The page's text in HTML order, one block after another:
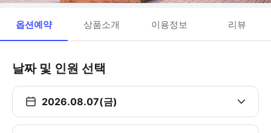
옵션예약 상품소개 이용정보 리뷰
날짜 및 인원 선택
2026.08.07(금)